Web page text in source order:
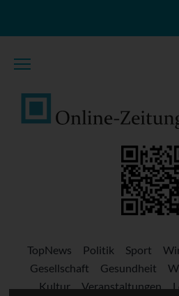
TopNews Politik Sport
Gesellschaft
Gesundheit
Kultur
Veranstaltungen